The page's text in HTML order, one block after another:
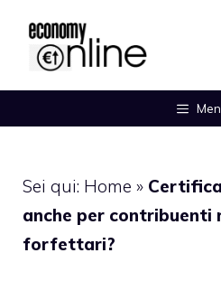
contenuto
Sei qui: Home »
anche per contribuenti
forfettari?